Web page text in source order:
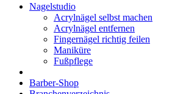
Nagelstudio
Acrylnägel selbst machen
Acrylnägel entfernen
Fingernägel richtig feilen
Maniküre
Fußpflege
Barber-Shop